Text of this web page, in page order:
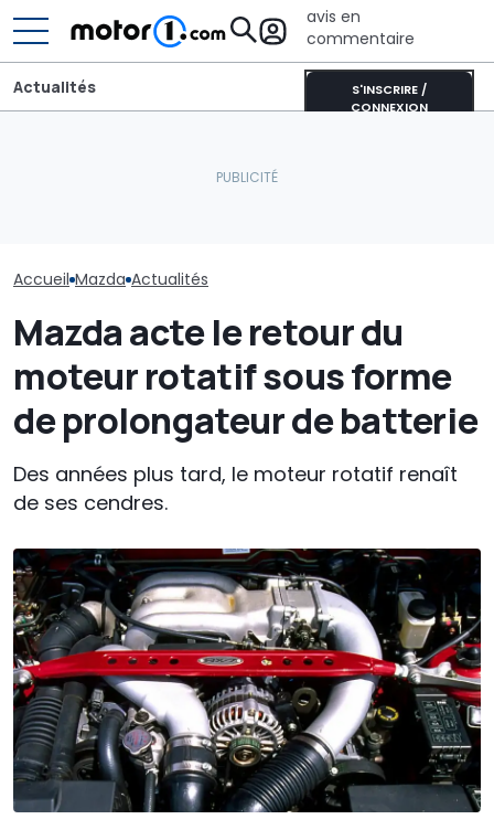
avis en
commentaire
S'INSCRIRE /
CONNEXION
Actualités
Accueil Mazda Actualités
Mazda acte le retour du
moteur rotatif sous forme
de prolongateur de batterie
Des années plus tard, le moteur rotatif renaît
de ses cendres.